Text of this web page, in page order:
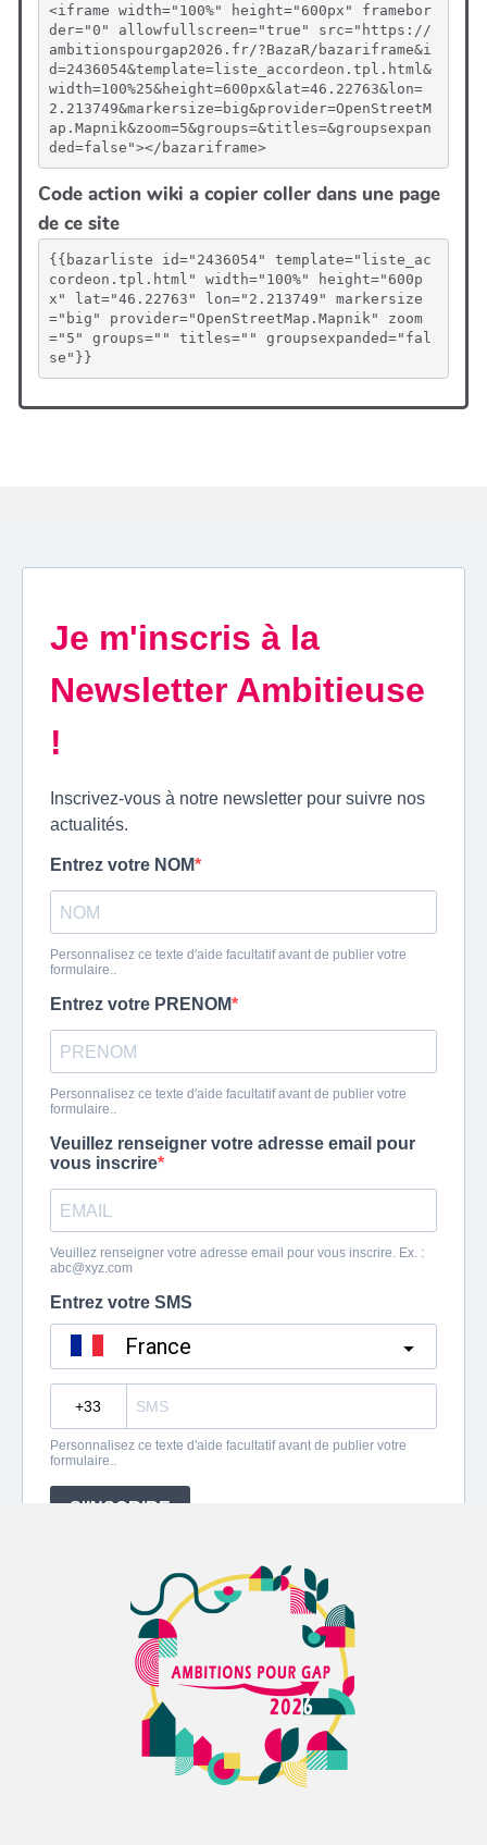
<iframe width="100%" height="600px" framebor
der="0" allowfullscreen="true" src="https://
ambitionspourgap2026.fr/?BazaR/bazariframe&i
d=2436054&template=liste_accordeon.tpl.html&
width=100%25&height=600px&lat=46.22763&lon=
2.213749&markersize=big&provider=OpenStreetM
ap.Mapnik&zoom=5&groups=&titles=&groupsexpan
ded=false"></bazariframe>
Code action wiki a copier coller dans une page
de ce site
{{bazarliste id="2436054" template="liste_ac
cordeon.tpl.html" width="100%" height="600p
x" lat="46.22763" lon="2.213749" markersize
="big" provider="OpenStreetMap.Mapnik" zoom
="5" groups="" titles="" groupsexpanded="fal
se"}}